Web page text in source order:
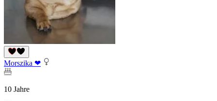
Morszika ❤
10 Jahre